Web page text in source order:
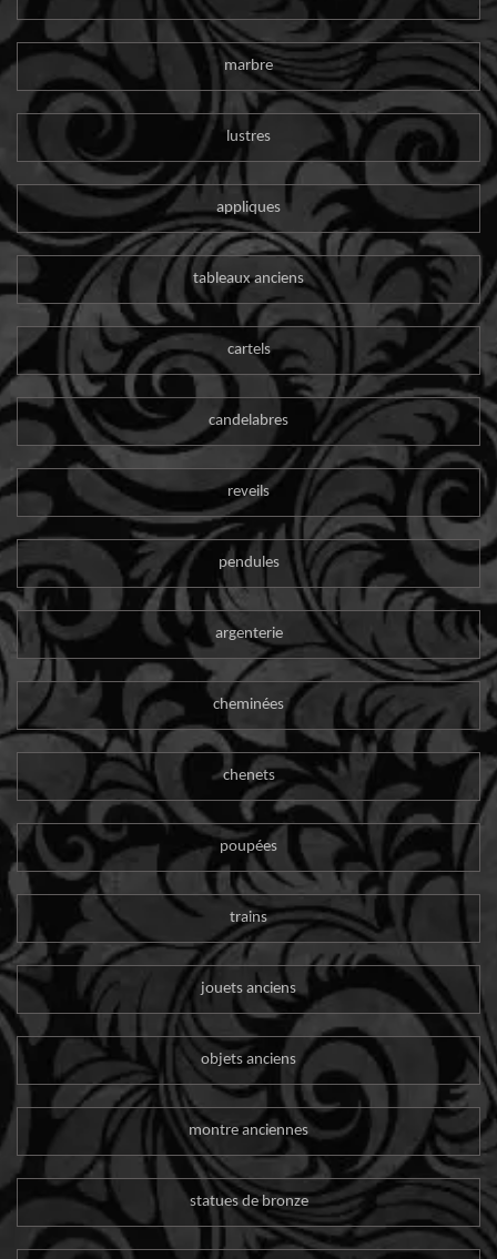
marbre
lustres
appliques
tableaux anciens
cartels
candelabres
reveils
pendules
argenterie
cheminées
chenets
poupées
trains
jouets anciens
objets anciens
montre anciennes
statues de bronze